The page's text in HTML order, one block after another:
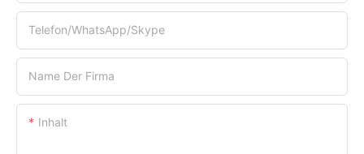
Telefon/WhatsApp/Skype
Name Der Firma
Inhalt